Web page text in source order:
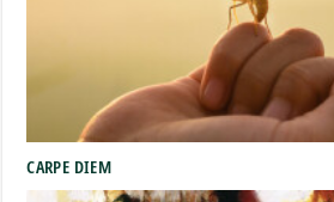
CARPE DIEM